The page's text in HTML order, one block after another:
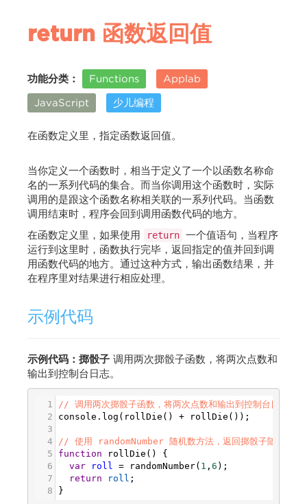
return 函数返回值
功能分类： Functions
Applab
JavaScript
少儿编程
在函数定义里，指定函数返回值。
当你定义一个函数时，相当于定义了一个以函数名称命
名的一系列代码的集合。而当你调用这个函数时，实际
调用的是跟这个函数名称相关联的一系列代码。当函数
调用结束时，程序会回到调用函数代码的地方。
在函数定义里，如果使用
return 一个值语句，当程序
运行到这里时，函数执行完毕，返回指定的值并回到调
用函数代码的地方。通过这种方式，输出函数结果，并
在程序里对结果进行相应处理。
示例代码
示例代码：掷骰子 调用两次掷骰子函数，将两次点数和
输出到控制台日志。
1
// 调用两次掷骰子函数，将两次点数和输出到控制台日志
2
console . log ( rollDie () + rollDie ());
3
4
// 使用 randomNumber 随机数方法，返回掷骰子随机点数
5
function rollDie () {
6
var roll = randomNumber( 1 , 6 );
7
return roll ;
8
}